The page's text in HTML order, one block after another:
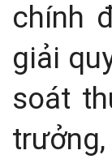
chính
giải
soát